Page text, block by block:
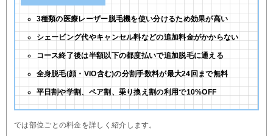
3種類の医療レーザー脱毛機を使い分けるため効果が高い
シェービング代やキャンセル料などの追加料金がかからない
コース終了後は半額以下の都度払いで追加脱毛に通える
全身脱毛(顔・VIO含む)の分割手数料が最大24回まで無料
平日割や学割、ペア割、乗り換え割の利用で10%OFF
では部位ごとの料金を詳しく紹介します。